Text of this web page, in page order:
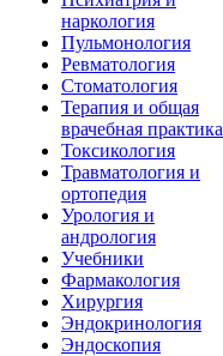
наркология
Пульмонология
Ревматология
Стоматология
Терапия и общая
врачебная практика
Токсикология
Травматология и
ортопедия
Урология и
андрология
Учебники
Фармакология
Хирургия
Эндокринология
Эндоскопия